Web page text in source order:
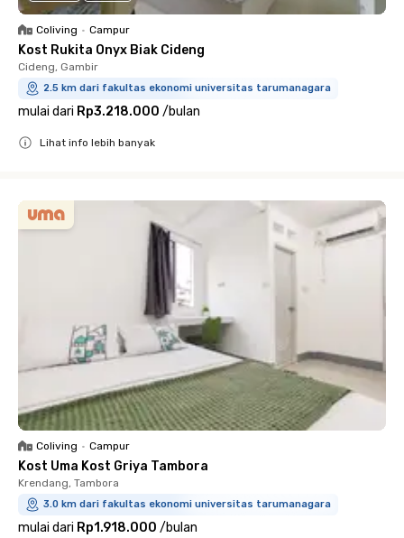
Coliving • Campur
Kost Rukita Onyx Biak Cideng
Cideng, Gambir
2.5 km dari fakultas ekonomi universitas tarumanagara
mulai dari Rp3.218.000 /bulan
Lihat info lebih banyak
Coliving • Campur
Kost Uma Kost Griya Tambora
Krendang, Tambora
3.0 km dari fakultas ekonomi universitas tarumanagara
mulai dari Rp1.918.000 /bulan